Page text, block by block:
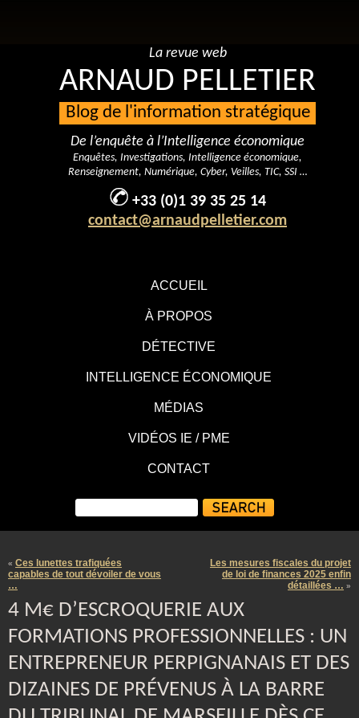
ACCUEIL
À PROPOS
DÉTECTIVE
INTELLIGENCE ÉCONOMIQUE
MÉDIAS
VIDÉOS IE / PME
CONTACT
La revue web
ARNAUD PELLETIER
Blog de l'information stratégique
De l’enquête à l’Intelligence économique
Enquêtes, Investigations, Intelligence économique,
Renseignement, Numérique, Cyber, Veilles, TIC, SSI …
+33 (0)1 39 35 25 14
contact@arnaudpelletier.com
« Ces lunettes trafiquées
capables de tout dévoiler de vous
…
Les mesures fiscales du projet
de loi de finances 2025 enfin
détaillées … »
4 M€ D’ESCROQUERIE AUX
FORMATIONS PROFESSIONNELLES : UN
ENTREPRENEUR PERPIGNANAIS ET DES
DIZAINES DE PRÉVENUS À LA BARRE